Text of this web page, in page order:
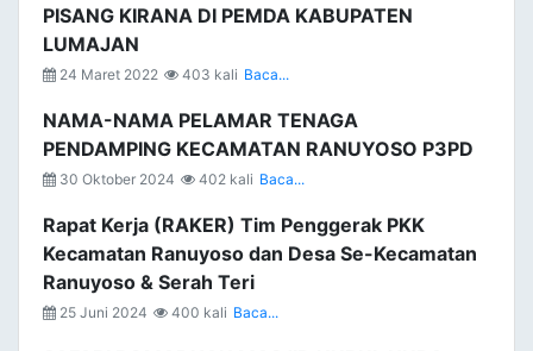
PISANG KIRANA DI PEMDA KABUPATEN
LUMAJAN
24 Maret 2022 403 kali Baca...
NAMA-NAMA PELAMAR TENAGA
PENDAMPING KECAMATAN RANUYOSO P3PD
30 Oktober 2024 402 kali Baca...
Rapat Kerja (RAKER) Tim Penggerak PKK
Kecamatan Ranuyoso dan Desa Se-Kecamatan
Ranuyoso & Serah Teri
25 Juni 2024 400 kali Baca...